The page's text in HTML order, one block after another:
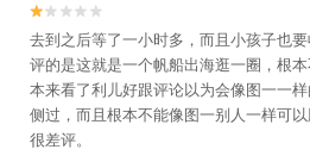


去到之后等了一小时多，而且小孩子也
评的是这就是一个帆船出海逛一圈，根
本来看了利儿好跟评论以为会像图一一
侧过，而且根本不能像图一别人一样可
很差评。